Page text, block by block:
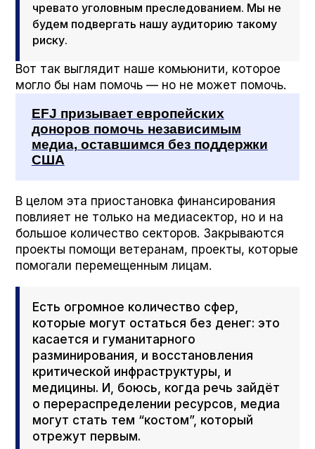
чревато уголовным преследованием. Мы не
будем подвергать нашу аудиторию такому
риску.
Вот так выглядит наше комьюнити, которое
могло бы нам помочь — но не может помочь.
EFJ призывает европейских
доноров помочь независимым
медиа, оставшимся без поддержки
США
В целом эта приостановка финансирования
повлияет не только на медиасектор, но и на
большое количество секторов. Закрываются
проекты помощи ветеранам, проекты, которые
помогали перемещенным лицам.
Есть огромное количество сфер,
которые могут остаться без денег: это
касается и гуманитарного
разминирования, и восстановления
критической инфраструктуры, и
медицины. И, боюсь, когда речь зайдёт
о перераспределении ресурсов, медиа
могут стать тем “костом”, который
отрежут первым.